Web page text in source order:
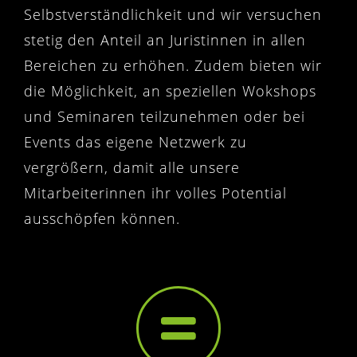
Selbstverständlichkeit und wir versuchen
stetig den Anteil an Juristinnen in allen
Bereichen zu erhöhen. Zudem bieten wir
die Möglichkeit, an speziellen Wokshops
und Seminaren teilzunehmen oder bei
Events das eigene Netzwerk zu
vergrößern, damit alle unsere
Mitarbeiterinnen ihr volles Potential
ausschöpfen können.